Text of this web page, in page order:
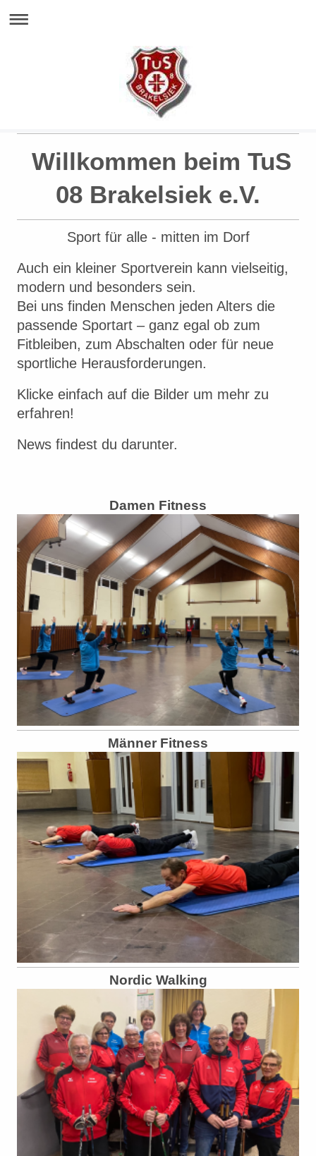
Willkommen beim TuS
08 Brakelsiek e.V.
Sport für alle - mitten im Dorf
Auch ein kleiner Sportverein kann vielseitig,
modern und besonders sein.
Bei uns finden Menschen jeden Alters die
passende Sportart – ganz egal ob zum
Fitbleiben, zum Abschalten oder für neue
sportliche Herausforderungen.
Klicke einfach auf die Bilder um mehr zu
erfahren!
News findest du darunter.
Damen Fitness
Männer Fitness
Nordic Walking